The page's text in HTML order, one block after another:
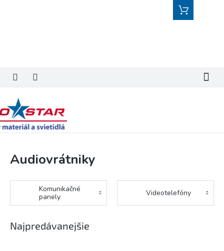
Nákupný
košík
Audiovrátniky
Komunikačné
panely
Videotelefóny
Najpredávanejšie